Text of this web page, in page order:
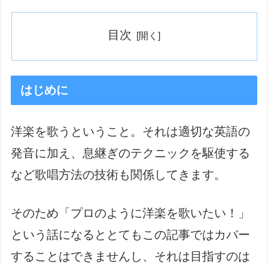
目次
はじめに
洋楽を歌うということ。それは適切な英語の
発音に加え、息継ぎのテクニックを駆使する
など歌唱方法の技術も関係してきます。
そのため「プロのように洋楽を歌いたい！」
という話になるととてもこの記事ではカバー
することはできませんし、それは目指すのは